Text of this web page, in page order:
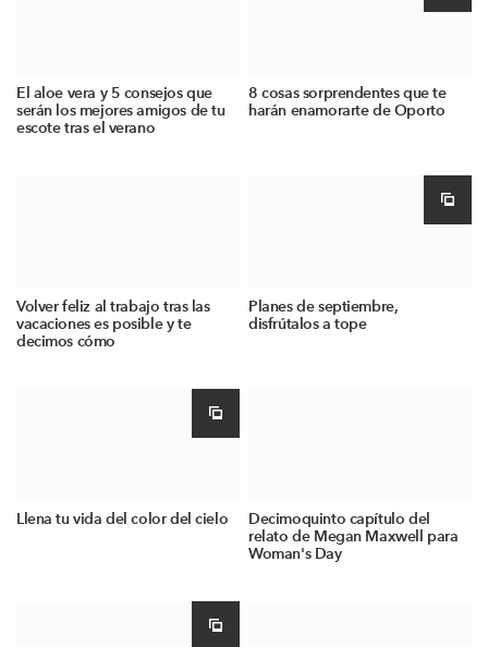
El aloe vera y 5 consejos que
serán los mejores amigos de tu
escote tras el verano
8 cosas sorprendentes que te
harán enamorarte de Oporto
Volver feliz al trabajo tras las
vacaciones es posible y te
decimos cómo
Planes de septiembre,
disfrútalos a tope
Llena tu vida del color del cielo
Decimoquinto capítulo del
relato de Megan Maxwell para
Woman's Day